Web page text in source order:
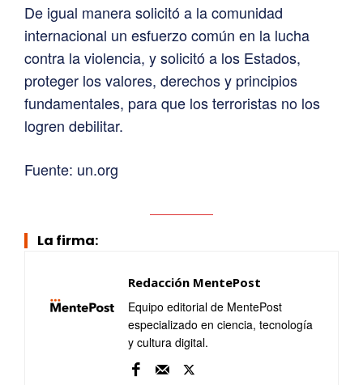
De igual manera solicitó a la comunidad
internacional un esfuerzo común en la lucha
contra la violencia, y solicitó a los Estados,
proteger los valores, derechos y principios
fundamentales, para que los terroristas no los
logren debilitar.
Fuente: un.org
La firma:
Redacción MentePost
Equipo editorial de MentePost
especializado en ciencia, tecnología
y cultura digital.